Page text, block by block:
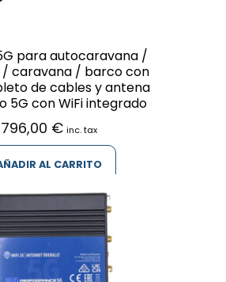
para autocaravana /
caravana / barco con
de cables y antena
5G con WiFi integrado
796,00 € inc. tax
AL CARRITO